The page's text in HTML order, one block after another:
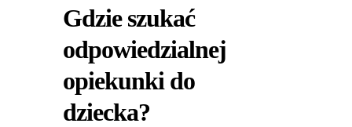
Gdzie szukać
odpowiedzialnej
opiekunki do
dziecka?